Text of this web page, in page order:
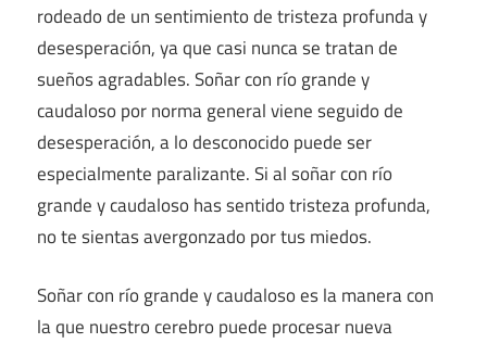
rodeado de un sentimiento de tristeza profunda y
desesperación, ya que casi nunca se tratan de
sueños agradables. Soñar con río grande y
caudaloso por norma general viene seguido de
desesperación, a lo desconocido puede ser
especialmente paralizante. Si al soñar con río
grande y caudaloso has sentido tristeza profunda,
no te sientas avergonzado por tus miedos.
Soñar con río grande y caudaloso es la manera con
la que nuestro cerebro puede procesar nueva